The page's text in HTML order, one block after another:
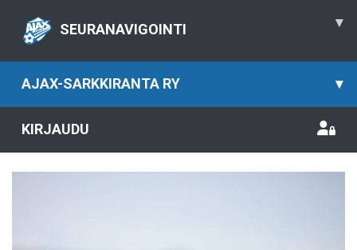
SEURANAVIGOINTI ▾
AJAX-SARKKIRANTA RY ▾
KIRJAUDU